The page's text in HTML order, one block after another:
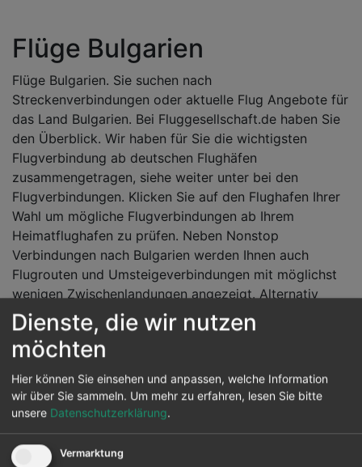
Flüge Bulgarien
Flüge Bulgarien. Sie suchen nach
Streckenverbindungen oder aktuelle Flug Angebote für
das Land Bulgarien. Bei Fluggesellschaft.de haben Sie
den Überblick. Wir haben für Sie die wichtigsten
Flugverbindung ab deutschen Flughäfen
zusammengetragen, siehe weiter unter bei den
Flugverbindungen. Klicken Sie auf den Flughafen Ihrer
Wahl um mögliche Flugverbindungen ab Ihrem
Heimatflughafen zu prüfen. Neben Nonstop
Verbindungen nach Bulgarien werden Ihnen auch
Flugrouten und Umsteigeverbindungen mit möglichst
wenigen Zwischenlandungen angezeigt. Alternativ
können Sie auch unsereFlugsuchenutzen, um die
billigsten Flüge zum Reiseziel Bulgarien zu finden.
Dienste, die wir nutzen
möchten
Hier können Sie einsehen und anpassen, welche Information
wir über Sie sammeln. Um mehr zu erfahren, lesen Sie bitte
unsere Datenschutzerklärung.
Vermarktung